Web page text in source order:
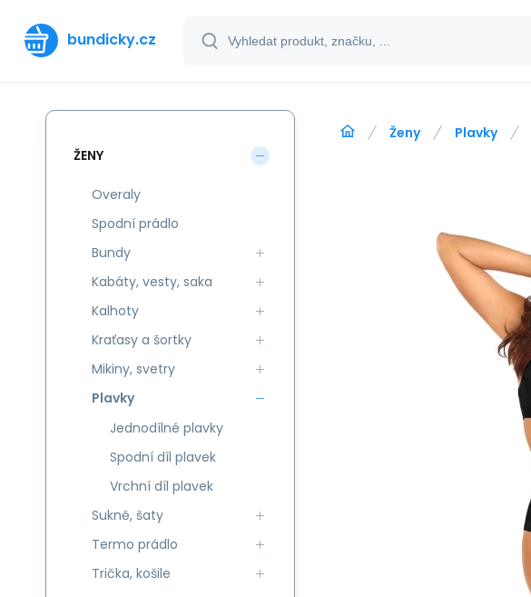
bundicky.cz
Ženy Plavky
ŽENY
Overaly
Spodní prádlo
Bundy
Kabáty, vesty, saka
Kalhoty
Kraťasy a šortky
Mikiny, svetry
Plavky
Jednodílné plavky
Spodní díl plavek
Vrchní díl plavek
Sukně, šaty
Termo prádlo
Trička, košile